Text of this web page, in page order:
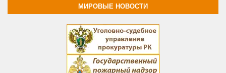
МИРОВЫЕ НОВОСТИ